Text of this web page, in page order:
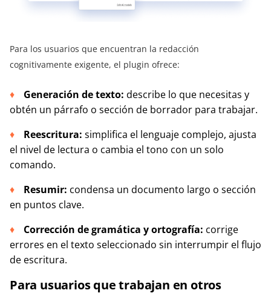
Para los usuarios que encuentran la redacción
cognitivamente exigente, el plugin ofrece:
Generación de texto: describe lo que necesitas y
obtén un párrafo o sección de borrador para trabajar.
Reescritura: simplifica el lenguaje complejo, ajusta
el nivel de lectura o cambia el tono con un solo
comando.
Resumir: condensa un documento largo o sección
en puntos clave.
Corrección de gramática y ortografía: corrige
errores en el texto seleccionado sin interrumpir el flujo
de escritura.
Para usuarios que trabajan en otros